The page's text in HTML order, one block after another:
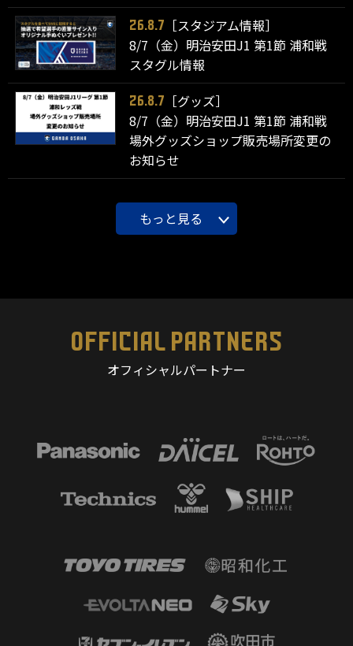
26.8.7
［スタジアム情報］
8/7（金）明治安田J1 第1節 浦和戦
スタグル情報
26.8.7
［グッズ］
8/7（金）明治安田J1 第1節 浦和戦
場外グッズショップ販売場所変更の
お知らせ
もっと見る
OFFICIAL PARTNERS
オフィシャルパートナー